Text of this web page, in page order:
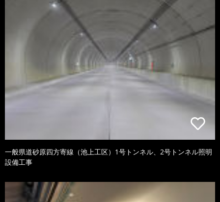
一般県道砂原四方寄線（池上工区）1号トンネル、2号トンネル照明
設備工事